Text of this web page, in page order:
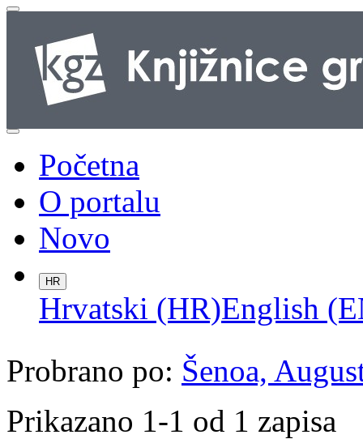
Početna
O portalu
Novo
HR
Hrvatski (HR)English
Probrano po: Šenoa,
Prikazano 1-1 od 1 zapisa